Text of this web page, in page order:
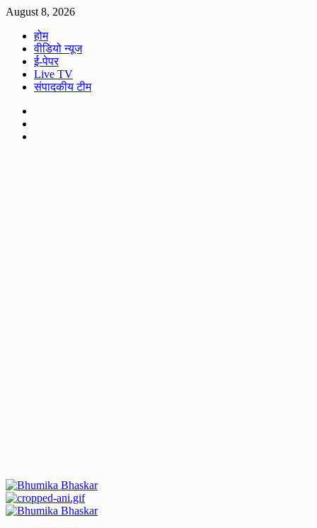
Skip
content
August 8, 2026
होम
वीडियो न्यूज
ई-पेपर
Live TV
संपादकीय टीम
Primary